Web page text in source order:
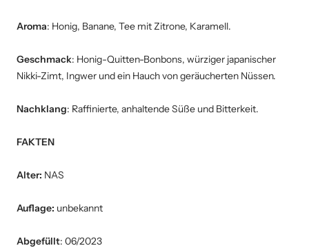
Aroma: Honig, Banane, Tee mit Zitrone, Karamell.
Geschmack: Honig-Quitten-Bonbons, würziger japanischer
Nikki-Zimt, Ingwer und ein Hauch von geräucherten Nüssen.
Nachklang: Raffinierte, anhaltende Süße und Bitterkeit.
FAKTEN
Alter: NAS
Auflage: unbekannt
Abgefüllt: 06/2023